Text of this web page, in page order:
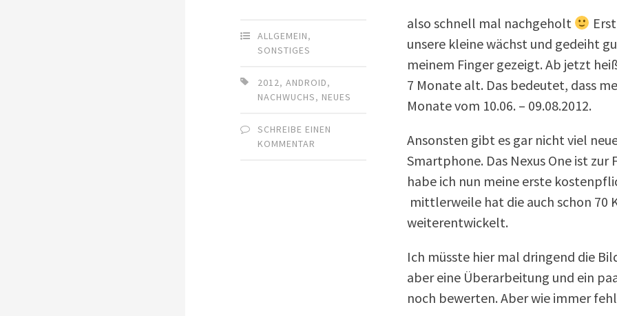
ALLGEMEIN,
SONSTIGES
2012,ANDROID,
NACHWUCHS, NEUES
SCHREIBE EINEN
KOMMENTAR
also schnell mal nachgeholt
unsere kleine wächst und gedeiht
meinem Finger gezeigt. Ab jetzt
7 Monate alt. Das bedeutet, dass
Monate vom 10.06. – 09.08.2012.
Ansonsten gibt es gar nicht viel
Smartphone. Das Nexus One ist
habe ich nun meine erste
mittlerweile hat die auch schon 70
weiterentwickelt.
Ich müsste hier mal dringend die
aber eine Überarbeitung und ein
noch bewerten. Aber wie immer